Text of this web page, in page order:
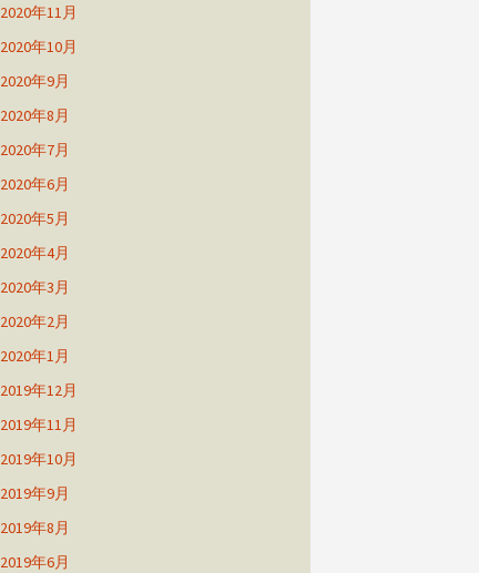
2020年11月
2020年10月
2020年9月
2020年8月
2020年7月
2020年6月
2020年5月
2020年4月
2020年3月
2020年2月
2020年1月
2019年12月
2019年11月
2019年10月
2019年9月
2019年8月
2019年6月